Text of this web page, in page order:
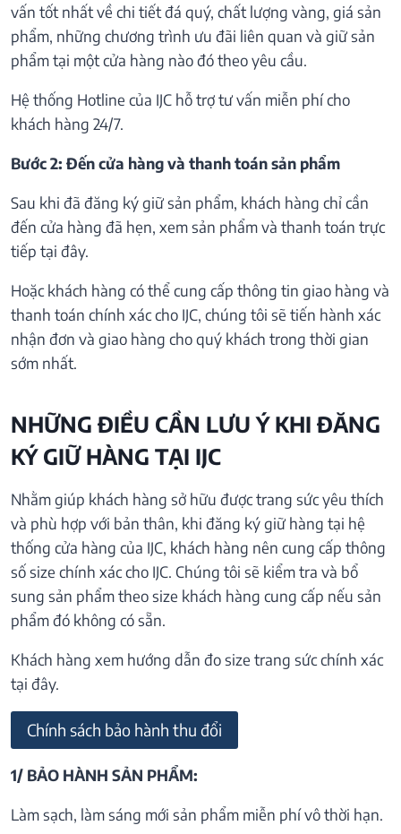
vấn tốt nhất về chi tiết đá quý, chất lượng vàng, giá sản
phẩm, những chương trình ưu đãi liên quan và giữ sản
phẩm tại một cửa hàng nào đó theo yêu cầu.
Hệ thống Hotline của IJC hỗ trợ tư vấn miễn phí cho
khách hàng 24/7.
Bước 2: Đến cửa hàng và thanh toán sản phẩm
Sau khi đã đăng ký giữ sản phẩm, khách hàng chỉ cần
đến cửa hàng đã hẹn, xem sản phẩm và thanh toán trực
tiếp tại đây.
Hoặc khách hàng có thể cung cấp thông tin giao hàng và
thanh toán chính xác cho IJC, chúng tôi sẽ tiến hành xác
nhận đơn và giao hàng cho quý khách trong thời gian
sớm nhất.
NHỮNG ĐIỀU CẦN LƯU Ý KHI ĐĂNG
KÝ GIỮ HÀNG TẠI IJC
Nhằm giúp khách hàng sở hữu được trang sức yêu thích
và phù hợp với bản thân, khi đăng ký giữ hàng tại hệ
thống cửa hàng của IJC, khách hàng nên cung cấp thông
số size chính xác cho IJC. Chúng tôi sẽ kiểm tra và bổ
sung sản phẩm theo size khách hàng cung cấp nếu sản
phẩm đó không có sẵn.
Khách hàng xem hướng dẫn đo size trang sức chính xác
tại đây.
Chính sách bảo hành thu đổi
1/ BẢO HÀNH SẢN PHẨM:
Làm sạch, làm sáng mới sản phẩm miễn phí vô thời hạn.